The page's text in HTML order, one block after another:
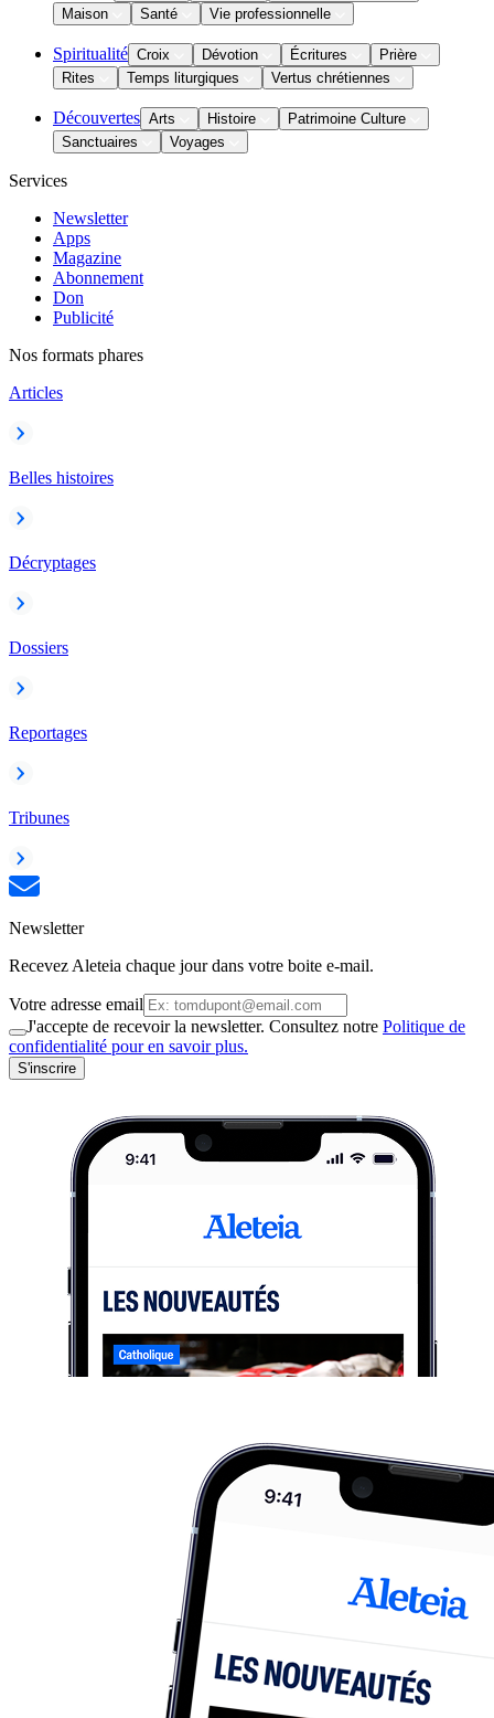
Maison
Santé Vie professionnelle
Spiritualité Croix Dévotion Écritures
Prière
Rites
Temps liturgiques Vertus chrétiennes
Découvertes Arts Histoire
Patrimoine Culture
Sanctuaires
Voyages
Services
Newsletter
Apps
Magazine
Abonnement
Don
Publicité
Nos formats phares
Articles
Belles histoires
Décryptages
Dossiers
Reportages
Tribunes
Newsletter
Recevez Aleteia chaque jour dans votre boite e-mail.
Votre adresse email
J'accepte de recevoir la newsletter. Consultez notre Politique de
confidentialité pour en savoir plus.
S'inscrire